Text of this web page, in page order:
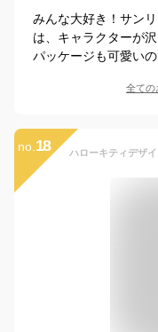
みんな大好き！サン
は、キャラクターが
パッケージも可愛い
全ての
no. 18